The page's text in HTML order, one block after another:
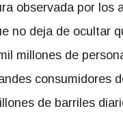
observada por los
no deja de ocultar
millones de
consumidores
de barriles